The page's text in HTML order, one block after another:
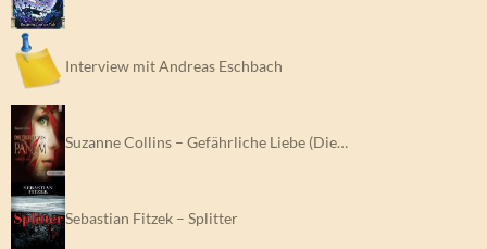
Interview mit Andreas Eschbach
Suzanne Collins – Gefährliche Liebe (Die…
Sebastian Fitzek – Splitter